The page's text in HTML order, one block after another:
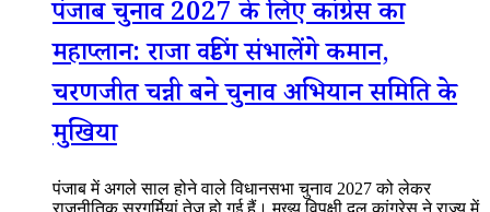
पंजाब चुनाव 2027 के लिए कांग्रेस का
महाप्लान: राजा वडिंग संभालेंगे कमान,
चरणजीत चन्नी बने चुनाव अभियान समिति के
मुखिया
पंजाब में अगले साल होने वाले विधानसभा चुनाव 2027 को लेकर
राजनीतिक सरगर्मियां तेज हो गई हैं। मुख्य विपक्षी दल कांग्रेस ने राज्य में